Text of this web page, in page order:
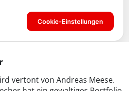
vertont von Andreas Meese.